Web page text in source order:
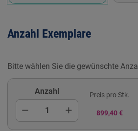
Anzahl Exemplare
Bitte wählen Sie die gewünschte
Anzahl
remove add
Preis pro Stk.
899,40 €